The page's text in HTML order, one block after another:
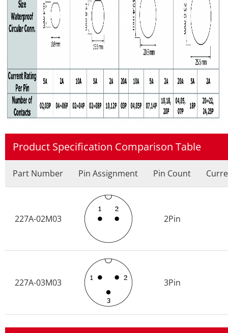
Product Specification Comparison Table
Part Number Pin Assignment Pin Count
227A-02M03 2Pin
227A-03M03 3Pin